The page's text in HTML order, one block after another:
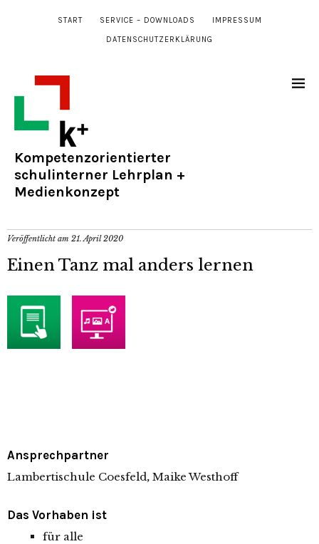
START SERVICE – DOWNLOADS IMPRESSUM
DATENSCHUTZERKLÄRUNG
Kompetenzorientierter
schulinterner Lehrplan +
Medienkonzept
Veröffentlicht am 21. April 2020
Einen Tanz mal anders lernen
Ansprechpartner
Lambertischule Coesfeld, Maike Westhoff
Das Vorhaben ist
für alle